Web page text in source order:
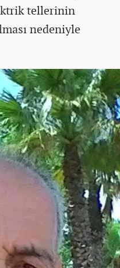
tellerinin
nedeniyle